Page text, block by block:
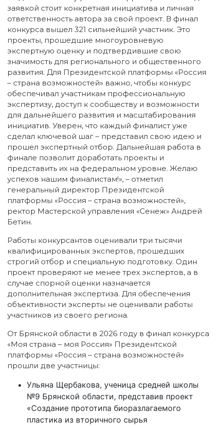
заявкой стоит конкретная инициатива и личная
ответственность автора за свой проект. В финал
конкурса вышел 321 сильнейший участник. Это
проекты, прошедшие многоуровневую
экспертную оценку и подтвердившие свою
значимость для регионального и общественного
развития. Для Президентской платформы «Россия
– страна возможностей» важно, чтобы конкурс
обеспечивал участникам профессиональную
экспертизу, доступ к сообществу и возможности
для дальнейшего развития и масштабирования
инициатив. Уверен, что каждый финалист уже
сделал ключевой шаг – представил свою идею и
прошел экспертный отбор. Дальнейшая работа в
финале позволит доработать проекты и
представить их на федеральном уровне. Желаю
успехов нашим финалистам!», – отметил
генеральный директор Президентской
платформы «Россия – страна возможностей»,
ректор Мастерской управления «Сенеж» Андрей
Бетин.
Работы конкурсантов оценивали три тысячи
квалифицированных экспертов, прошедших
строгий отбор и специальную подготовку. Один
проект проверяют не менее трех экспертов, а в
случае спорной оценки назначается
дополнительная экспертиза. Для обеспечения
объективности эксперты не оценивали работы
участников из своего региона.
От Брянской области в 2026 году в финал конкурса
«Моя страна – моя Россия» Президентской
платформы «Россия – страна возможностей»
прошли две участницы:
Ульяна Щербакова, ученица средней школы
№9 Брянской области, представив проект
«Создание прототипа биоразлагаемого
пластика из вторичного сырья